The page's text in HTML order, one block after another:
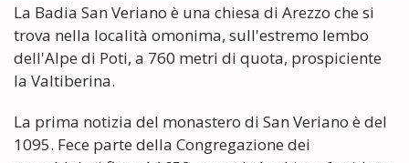
La Badia San Veriano è una chiesa di Arezzo che si
trova nella località omonima, sull'estremo lembo
dell'Alpe di Poti, a 760 metri di quota, prospiciente
la Valtiberina.
La prima notizia del monastero di San Veriano è del
1095. Fece parte della Congregazione dei